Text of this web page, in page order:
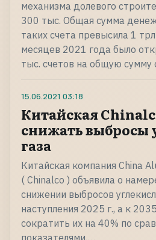
механизма долевого
300 тыс. Общая сумма
таких счета превысила 1
месяцев 2021 года было
тыс. счетов на общую
15.06.2021 03:18
Китайская
снижать выбросы
газа
Китайская компания China
( Chinalco ) объявила о
снижении выбросов
наступления 2025 г., а к
сократить их на 40% по